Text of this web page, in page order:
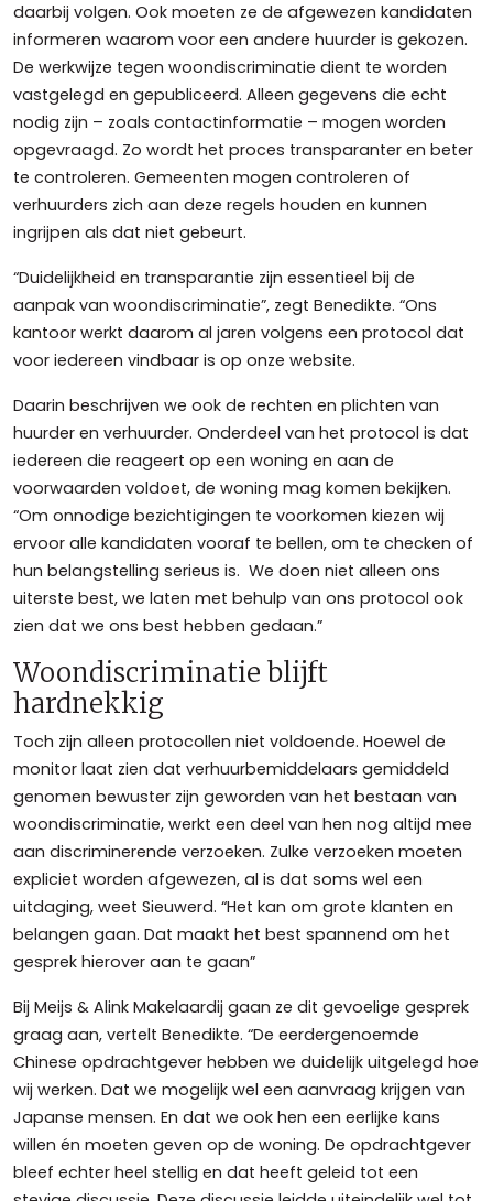
daarbij volgen. Ook moeten ze de afgewezen kandidaten
informeren waarom voor een andere huurder is gekozen.
De werkwijze tegen woondiscriminatie dient te worden
vastgelegd en gepubliceerd. Alleen gegevens die echt
nodig zijn – zoals contactinformatie – mogen worden
opgevraagd. Zo wordt het proces transparanter en beter
te controleren. Gemeenten mogen controleren of
verhuurders zich aan deze regels houden en kunnen
ingrijpen als dat niet gebeurt.
“Duidelijkheid en transparantie zijn essentieel bij de
aanpak van woondiscriminatie”, zegt Benedikte. “Ons
kantoor werkt daarom al jaren volgens een protocol dat
voor iedereen vindbaar is op onze website.
Daarin beschrijven we ook de rechten en plichten van
huurder en verhuurder. Onderdeel van het protocol is dat
iedereen die reageert op een woning en aan de
voorwaarden voldoet, de woning mag komen bekijken.
“Om onnodige bezichtigingen te voorkomen kiezen wij
ervoor alle kandidaten vooraf te bellen, om te checken of
hun belangstelling serieus is. We doen niet alleen ons
uiterste best, we laten met behulp van ons protocol ook
zien dat we ons best hebben gedaan.”
Woondiscriminatie blijft
hardnekkig
Toch zijn alleen protocollen niet voldoende. Hoewel de
monitor laat zien dat verhuurbemiddelaars gemiddeld
genomen bewuster zijn geworden van het bestaan van
woondiscriminatie, werkt een deel van hen nog altijd mee
aan discriminerende verzoeken. Zulke verzoeken moeten
expliciet worden afgewezen, al is dat soms wel een
uitdaging, weet Sieuwerd. “Het kan om grote klanten en
belangen gaan. Dat maakt het best spannend om het
gesprek hierover aan te gaan”
Bij Meijs & Alink Makelaardij gaan ze dit gevoelige gesprek
graag aan, vertelt Benedikte. “De eerdergenoemde
Chinese opdrachtgever hebben we duidelijk uitgelegd hoe
wij werken. Dat we mogelijk wel een aanvraag krijgen van
Japanse mensen. En dat we ook hen een eerlijke kans
willen én moeten geven op de woning. De opdrachtgever
bleef echter heel stellig en dat heeft geleid tot een